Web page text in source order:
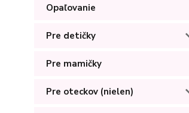
Opaľovanie
Pre detičky
Pre mamičky
Pre oteckov (nielen)